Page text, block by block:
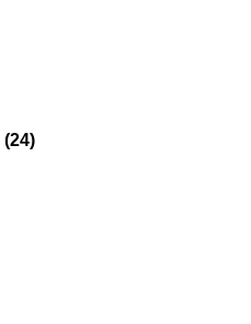
(24)